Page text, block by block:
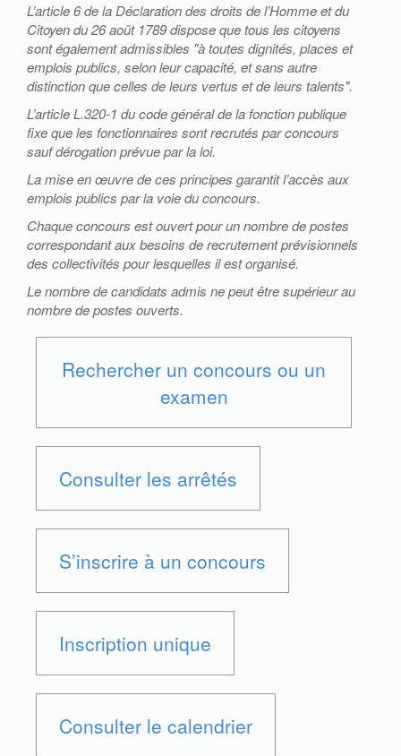
L’article 6 de la Déclaration des droits de l’Homme et du
Citoyen du 26 août 1789 dispose que tous les citoyens
sont également admissibles "à toutes dignités, places et
emplois publics, selon leur capacité, et sans autre
distinction que celles de leurs vertus et de leurs talents".
L’article L.320-1 du code général de la fonction publique
fixe que les fonctionnaires sont recrutés par concours
sauf dérogation prévue par la loi.
La mise en œuvre de ces principes garantit l’accès aux
emplois publics par la voie du concours.
Chaque concours est ouvert pour un nombre de postes
correspondant aux besoins de recrutement prévisionnels
des collectivités pour lesquelles il est organisé.
Le nombre de candidats admis ne peut être supérieur au
nombre de postes ouverts.
Rechercher un concours ou un
examen
Consulter les arrêtés
S’inscrire à un concours
Inscription unique
Consulter le calendrier